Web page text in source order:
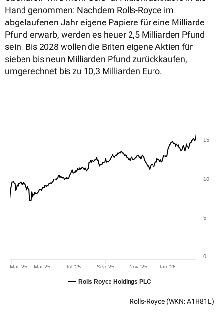
Hand genommen: Nachdem Rolls-Royce im
abgelaufenen Jahr eigene Papiere für eine Milliarde
Pfund erwarb, werden es heuer 2,5 Milliarden Pfund
sein. Bis 2028 wollen die Briten eigene Aktien für
sieben bis neun Milliarden Pfund zurückkaufen,
umgerechnet bis zu 10,3 Milliarden Euro.
Rolls Royce Holdings PLC
Mär '25 Mai '25 Jul '25 Sep '25 Nov '25 Jan '26
0
5
10
15
Rolls-Royce (WKN: A1H81L)